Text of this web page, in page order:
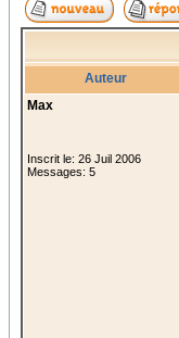
Auteur
Max
Inscrit le: 26 Juil 2006
Messages: 5